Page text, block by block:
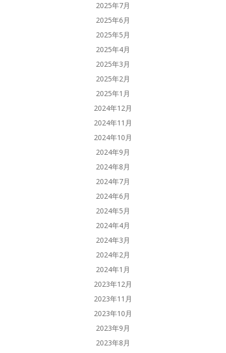
2025年7月
2025年6月
2025年5月
2025年4月
2025年3月
2025年2月
2025年1月
2024年12月
2024年11月
2024年10月
2024年9月
2024年8月
2024年7月
2024年6月
2024年5月
2024年4月
2024年3月
2024年2月
2024年1月
2023年12月
2023年11月
2023年10月
2023年9月
2023年8月